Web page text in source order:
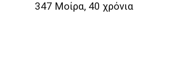
347 Μοίρα, 40 χρόνια